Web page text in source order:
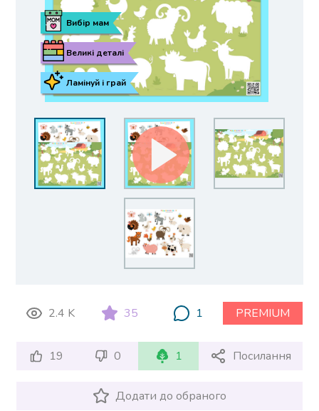
Ламінуй і грай
Великі деталі
Вибір мам
2.4 K 35 1 PREMIUM
19 0 1 Посилання
Додати до обраного